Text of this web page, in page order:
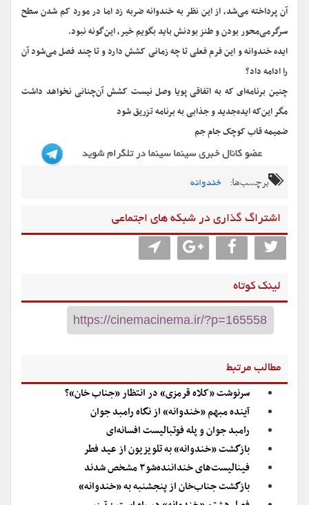
آن پرداخته می‌شد، از این نظر به خندوانه ضربه زد اما در مورد کم شدن سطح
سرگرمی‌محور بودن و طنز بودنش باید بگویم خیر، این‌گونه نبود.
ایده خندوانه و این فرم فعلی تا چه زمانی کشش دارد و تا چند فصل می‌شود آن
را ادامه داد؟
چنین برنامه‌ای که به اتفاقی پویا وصل نیست کشش آن‌چنانی نخواهد داشت
مگر این‌که ایده‌جدید و جذابی به برنامه تزریق شود
ضمیمه قاب کوچک جام جم
برچسب‌ها: خندوانه
اشتراگ گذاری در شبکه های اجتماعی
لینک کوتاه
مطالب مرتبط
سرنوشت «کلاه قرمزی» در انتظار «جناب خان»؟
آینده مبهم «خندوانه» از نگاه رامبد جوان
رامبد جوان و پله فوتبالیست افسانه‌ای
بازگشت «خندوانه» به تلویزیون از عید فطر
فینالیست‌های خنداننده‌شو۳ مشخص شدند
بازگشت جناب‌خان از پنجشنبه به «خندوانه»